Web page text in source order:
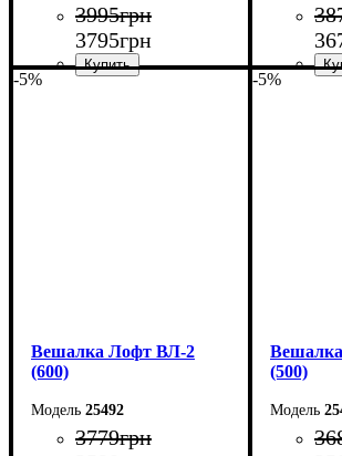
3995грн
3795грн
-5%
Вешалка Лофт ВЛ-2
(600)
25492
3779грн
-5%
(500)